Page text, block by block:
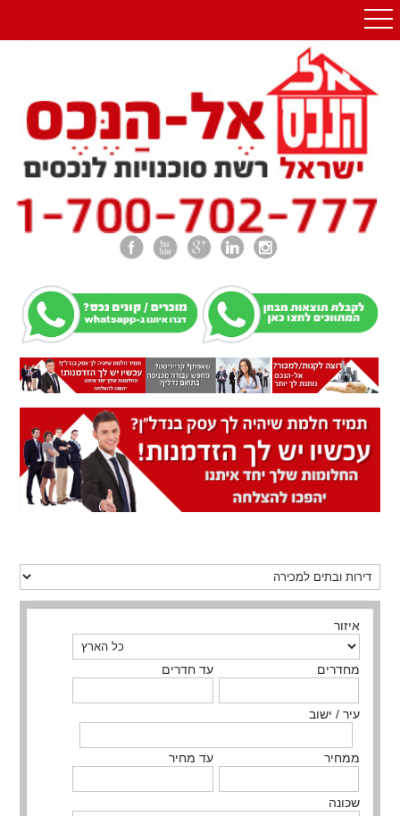
איזור
מחדרים עד חדרים
עיר / ישוב
ממחיר עד מחיר
שכונה